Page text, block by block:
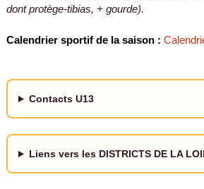
dont protège-tibias, + gourde).
Calendrier sportif de la saison :
Contacts U13
Liens vers les DISTRICTS DE LA